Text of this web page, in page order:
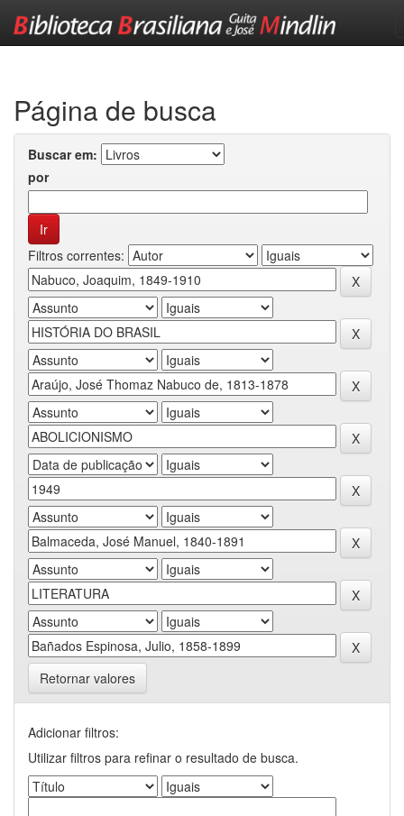
Página de busca
Buscar em:
por
Filtros correntes:
Retornar valores
Adicionar filtros:
Utilizar filtros para refinar o resultado de busca.